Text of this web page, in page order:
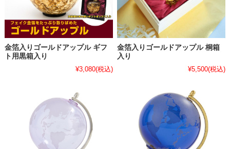
金箔入りゴールドアップル ギフ
ト用黒箱入り
¥3,080(税込)
金箔入りゴールドアップル 桐箱
入り
¥5,500(税込)